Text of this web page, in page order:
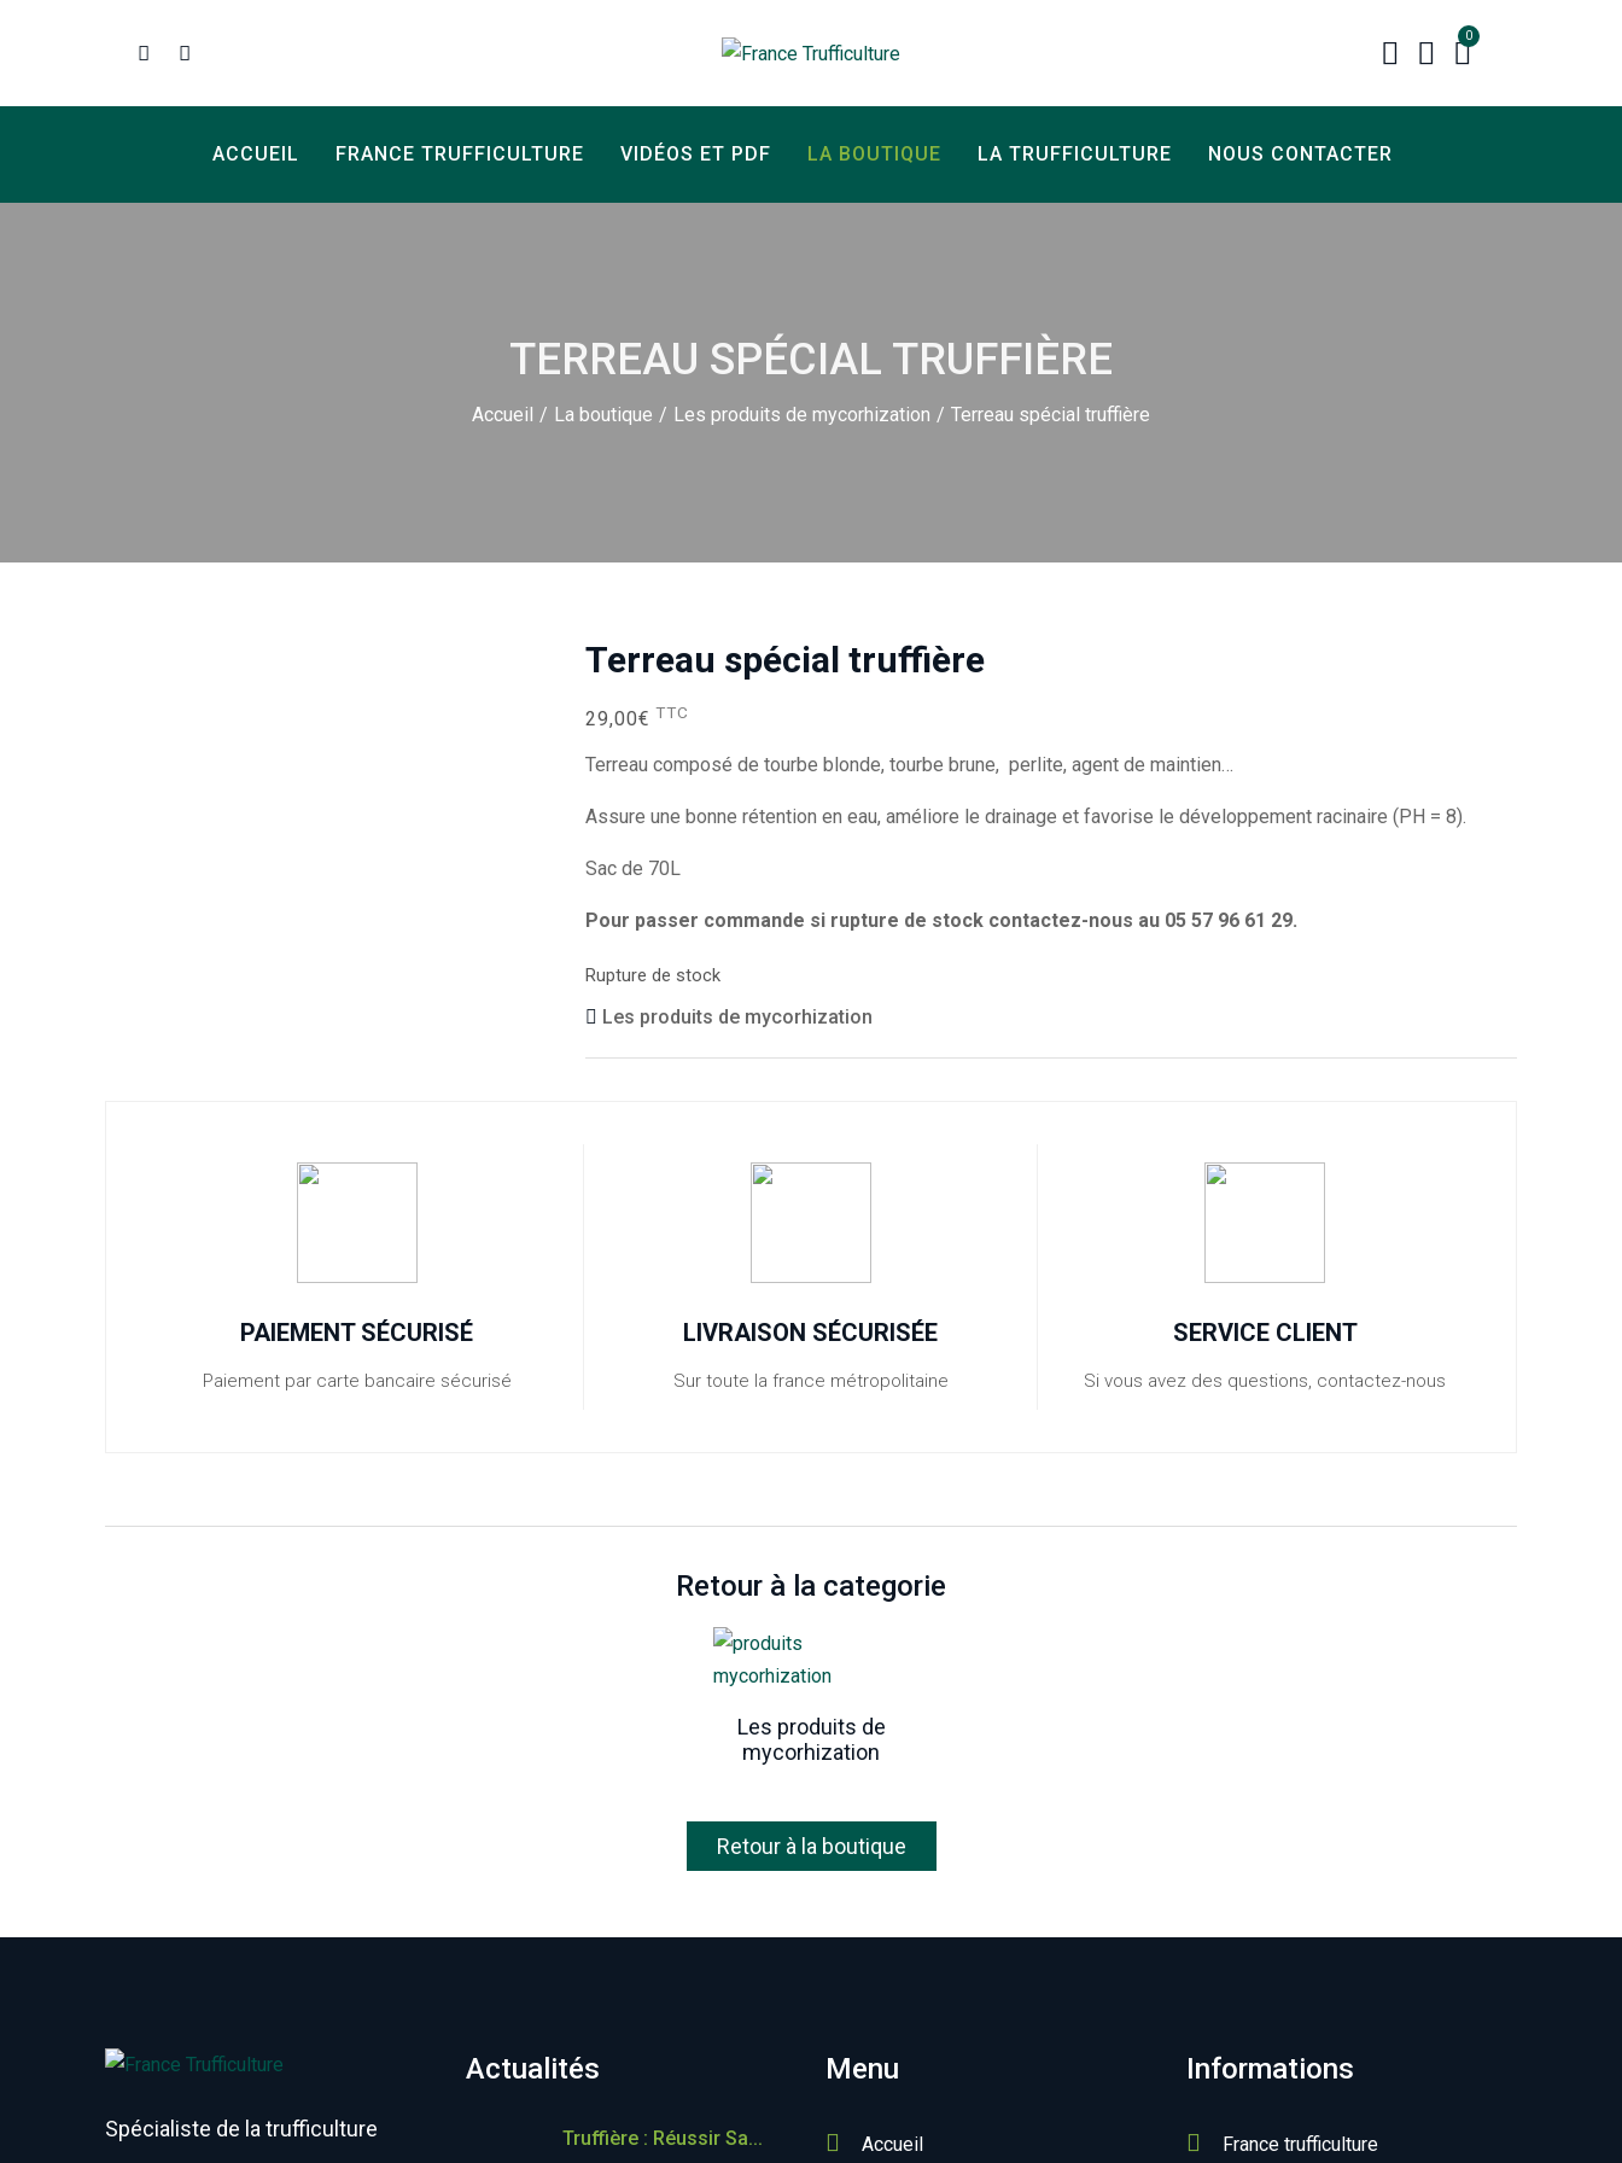
0
ACCUEIL FRANCE TRUFFICULTURE VIDÉOS ET PDF LA BOUTIQUE LA TRUFFICULTURE NOUS CONTACTER
TERREAU SPÉCIAL TRUFFIÈRE
Accueil / La boutique / Les produits de mycorhization / Terreau spécial truffière
Terreau spécial truffière
29,00€ TTC
Terreau composé de tourbe blonde, tourbe brune, perlite, agent de maintien…
Assure une bonne rétention en eau, améliore le drainage et favorise le développement racinaire (PH = 8).
Sac de 70L
Pour passer commande si rupture de stock contactez-nous au 05 57 96 61 29.
Rupture de stock
Les produits de mycorhization
PAIEMENT SÉCURISÉ
Paiement par carte bancaire sécurisé
LIVRAISON SÉCURISÉE
Sur toute la france métropolitaine
SERVICE CLIENT
Si vous avez des questions, contactez-nous
Retour à la categorie
Les produits de
mycorhization
Retour à la boutique
Spécialiste de la trufficulture
Actualités
Truffière : Réussir Sa...
Menu
Accueil
Informations
France trufficulture